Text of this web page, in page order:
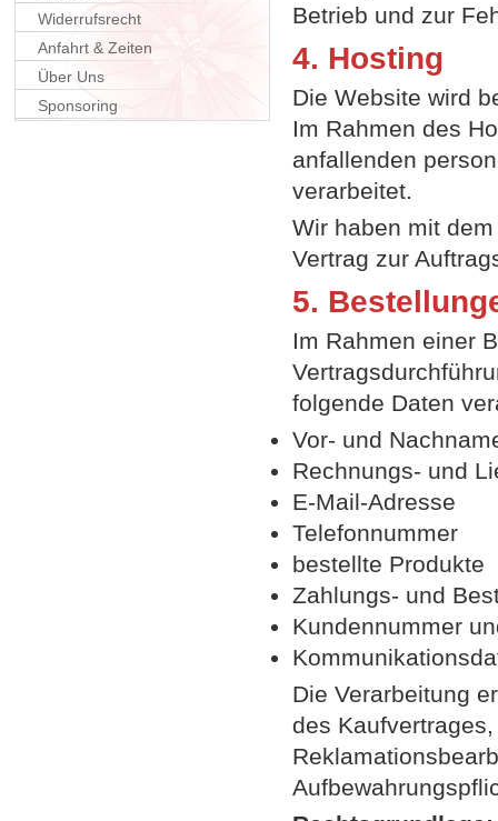
Widerrufsrecht
Anfahrt & Zeiten
Über Uns
Sponsoring
Betrieb und zur
4. Hosting
Die Website wird
Im Rahmen des
anfallenden
verarbeitet.
Wir haben mit
Vertrag zur
5.
Im Rahmen einer
folgende Daten
Vor- und
Rechnungs- und
E-Mail-Adresse
Telefonnummer
bestellte Produkte
Zahlungs- und
Kundennummer
Die Verarbeitung
des